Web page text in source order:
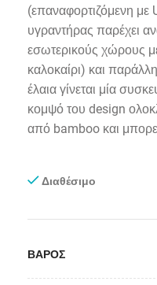
(επαναφορτιζόμενη με
υγραντήρας παρέχει
εσωτερικούς χώρους
καλοκαίρι) και
έλαια γίνεται μία
κομψό του design
από bamboo και
Διαθέσιμο
ΒΑΡΟΣ